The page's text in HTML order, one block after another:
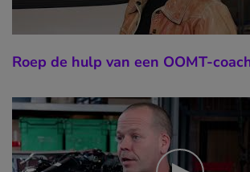
Roep de hulp van een OOMT-